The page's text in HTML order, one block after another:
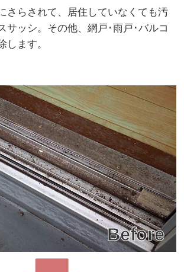
さらされて、居住していなくても汚
サッシ。その他、網戸･雨戸･バルコ
します。